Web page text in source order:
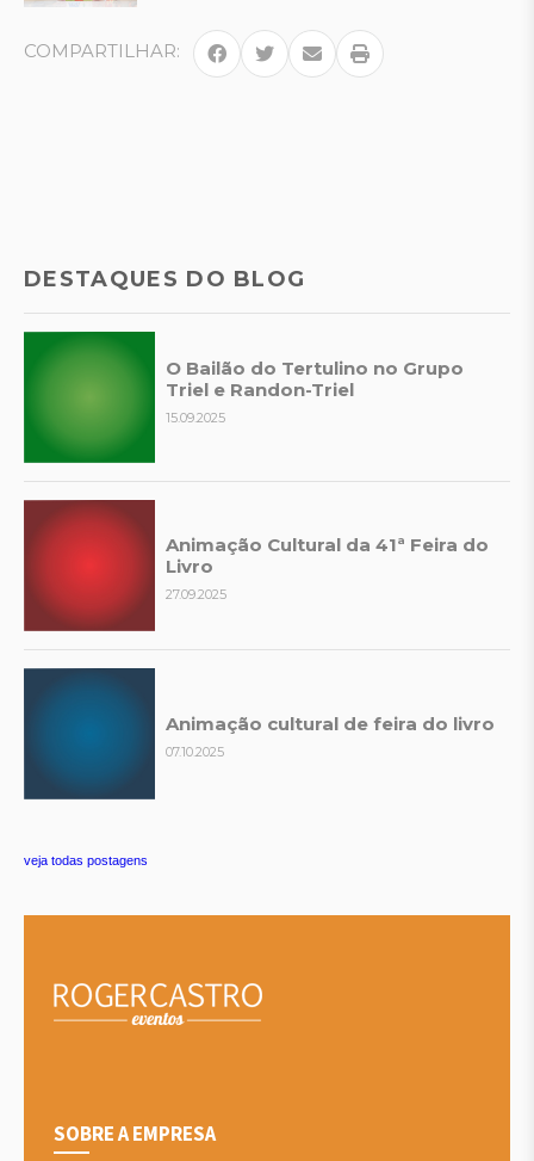
COMPARTILHAR:
DESTAQUES DO BLOG
O Bailão do Tertulino no Grupo
Triel e Randon-Triel
15.09.2025
Animação Cultural da 41ª Feira do
Livro
27.09.2025
Animação cultural de feira do livro
07.10.2025
veja todas postagens
SOBRE A EMPRESA